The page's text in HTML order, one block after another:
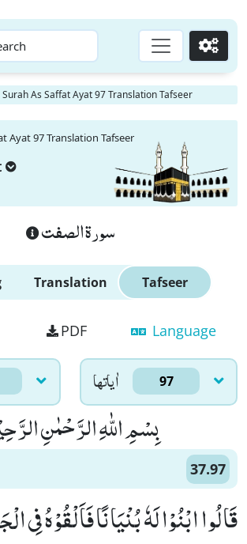
Go
Surah As Saffat Ayat 97 Translation Tafseer
Ayat 97 Translation Tafseer
سورة الصفت
Translation Tafseer
PDF Language
اٰياتها 97
بِسْمِ اللّٰهِ الرَّحْمٰنِ
37.97
قَالُوا ابْنُوْا لَهٗ بُنْیَانًا فَاَلْقُوْهُ فِی